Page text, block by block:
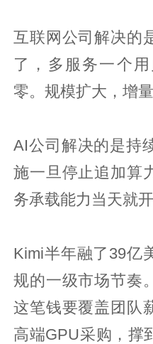
互联网公司解决的
了，多服务一个
零。规模扩大，增
AI公司解决的是持
施一旦停止追加算
务承载能力当天就开
Kimi半年融了39亿
规的一级市场节奏
这笔钱要覆盖团队
高端GPU采购，撑